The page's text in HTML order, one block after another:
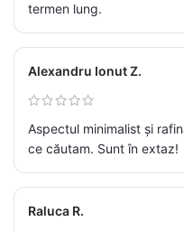
termen lung.
Alexandru Ionut Z.
Aspectul minimalist și
ce căutam. Sunt în extaz!
Raluca R.